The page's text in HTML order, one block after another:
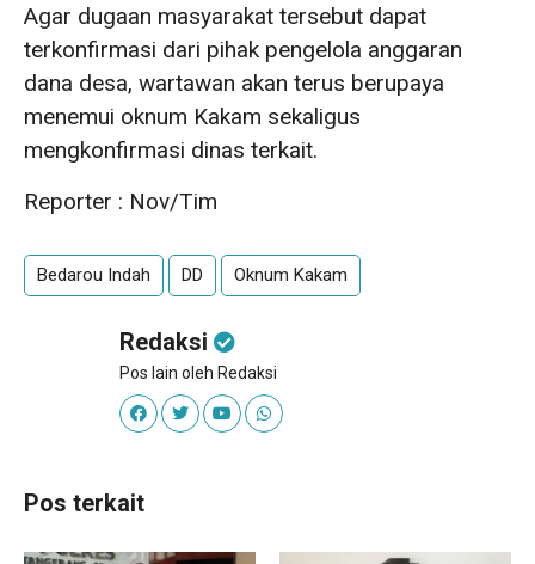
Agar dugaan masyarakat tersebut dapat
terkonfirmasi dari pihak pengelola anggaran
dana desa, wartawan akan terus berupaya
menemui oknum Kakam sekaligus
mengkonfirmasi dinas terkait.
Reporter : Nov/Tim
Bedarou Indah DD Oknum Kakam
Redaksi
Pos lain oleh Redaksi
Pos terkait